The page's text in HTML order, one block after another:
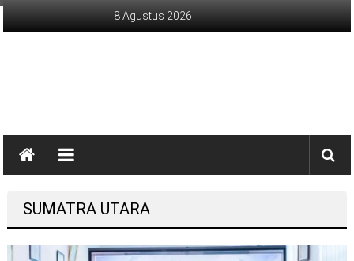
Lompat
8 Agustus 2026
jujur
terpercaya
SUMATRA UTARA